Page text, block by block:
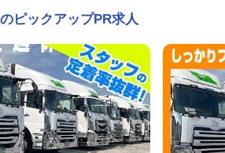
ピックアップPR求人